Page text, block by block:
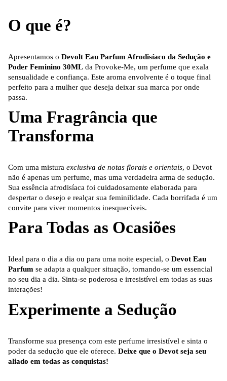
O que é?
Apresentamos o Devolt Eau Parfum Afrodisíaco da Sedução e
Poder Feminino 30ML da Provoke-Me, um perfume que exala
sensualidade e confiança. Este aroma envolvente é o toque final
perfeito para a mulher que deseja deixar sua marca por onde
passa.
Uma Fragrância que
Transforma
Com uma mistura exclusiva de notas florais e orientais, o Devot
não é apenas um perfume, mas uma verdadeira arma de sedução.
Sua essência afrodisíaca foi cuidadosamente elaborada para
despertar o desejo e realçar sua feminilidade. Cada borrifada é um
convite para viver momentos inesquecíveis.
Para Todas as Ocasiões
Ideal para o dia a dia ou para uma noite especial, o Devot Eau
Parfum se adapta a qualquer situação, tornando-se um essencial
no seu dia a dia. Sinta-se poderosa e irresistível em todas as suas
interações!
Experimente a Sedução
Transforme sua presença com este perfume irresistível e sinta o
poder da sedução que ele oferece. Deixe que o Devot seja seu
aliado em todas as conquistas!